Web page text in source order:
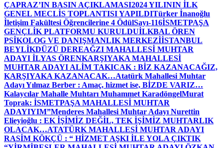
ÇAPRAZ’IN BASIN AÇIKLAMASI2024 YILININ İLK
GENEL MECLİS TOPLANTISI YAPILDITürker İnanoğlu
İletişim Fakültesi Öğrencilerine 4 ÖdülSayı-116İSMETPAŞA
GENÇLİK PLATFORMU KURULDUİLKBAL ÖREN
PSİKOLOG VE DANIŞMANLIK MERKEZİİSTANBUL
BEYLİKDÜZÜ DEREAĞZI MAHALLESİ MUHTAR
ADAYI İLYAS ÖRENKARŞIYAKA MAHALLESİ
MUHTAR ADAYI ALİM TAKICAK : BİZ KAZANACAĞIZ,
KARŞIYAKA KAZANACAK…Atatürk Mahallesi Muhtar
Adayı Yılmaz Berber : Amaç, hizmet ise, BİZDE VARIZ…
Kalaycılar Mahalle Muhtarı Muhammet KaradöngelMurat
Toprak: İSMETPAŞA MAHALLESİ MUHTAR
ADAYIYIM”Menderes Mahallesi Muhtar Adayı Nurettin
Elieyioğlu : EK İŞİMİZ DEĞİL, TEK İŞİMİZ MUHTARLIK
OLACAK…ATATÜRK MAHALLESİ MUHTAR ADAYI
RASİM KÖKÇÜ : “ HİZMET AŞKI İLE YOLA ÇIKTIK